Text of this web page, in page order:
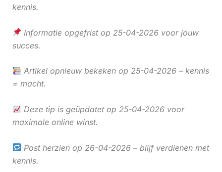
kennis.
Informatie opgefrist op 25-04-2026 voor jouw
succes.
Artikel opnieuw bekeken op 25-04-2026 – kennis
= macht.
Deze tip is geüpdatet op 25-04-2026 voor
maximale online winst.
Post herzien op 26-04-2026 – blijf verdienen met
kennis.